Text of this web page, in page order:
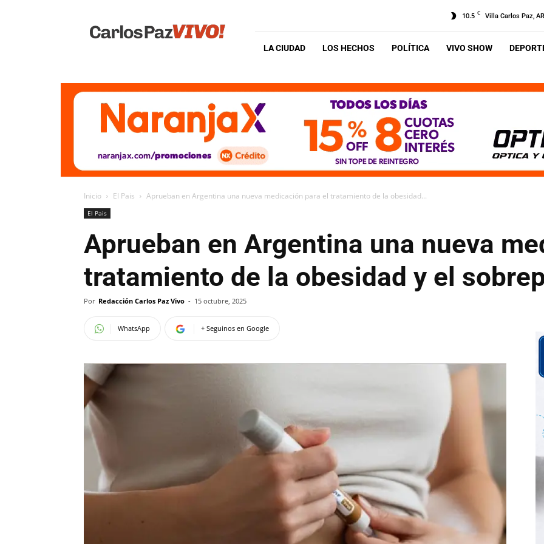
Vivo
10.5 C Villa Carlos Paz, AR
LA CIUDAD LOS HECHOS POLÍTICA VIVO SHOW
Inicio El Pais Aprueban en Argentina una nueva medicación para el tratamiento de la obesidad...
El Pais
Aprueban en Argentina una nueva
tratamiento de la obesidad y el
Por Redacción Carlos Paz Vivo - 15 octubre, 2025
WhatsApp + Seguinos en Google